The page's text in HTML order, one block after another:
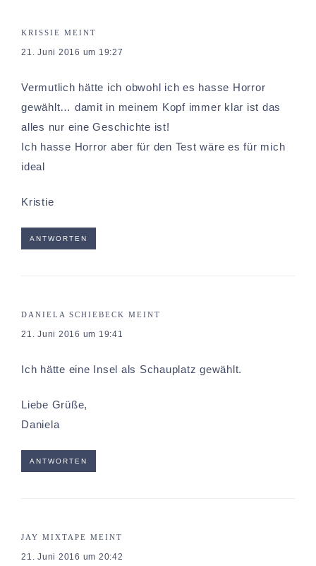
KRISSIE MEINT
21. Juni 2016 um 19:27
Vermutlich hätte ich obwohl ich es hasse Horror
gewählt… damit in meinem Kopf immer klar ist das
alles nur eine Geschichte ist!
Ich hasse Horror aber für den Test wäre es für mich
ideal
Kristie
ANTWORTEN
DANIELA SCHIEBECK MEINT
21. Juni 2016 um 19:41
Ich hätte eine Insel als Schauplatz gewählt.
Liebe Grüße,
Daniela
ANTWORTEN
JAY MIXTAPE MEINT
21. Juni 2016 um 20:42